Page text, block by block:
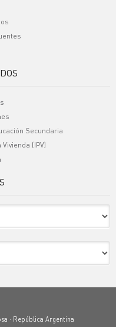
Secundaria
(IPV)
· República Argentina